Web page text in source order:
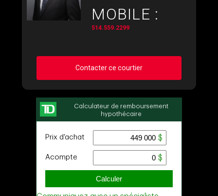
MOBILE :
514.559.2299
Contacter ce courtier
Demander des infos sur cette inscription
Prénom